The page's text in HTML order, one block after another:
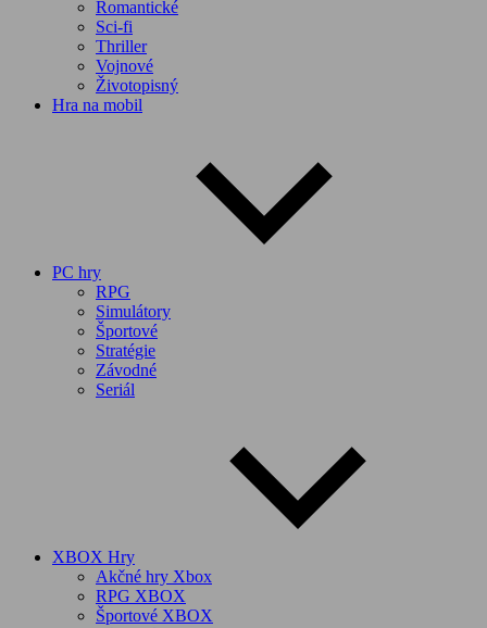
Romantické
Sci-fi
Thriller
Vojnové
Životopisný
Hra na mobil
PC hry
RPG
Simulátory
Športové
Stratégie
Závodné
Seriál
XBOX Hry
Akčné hry Xbox
RPG XBOX
Športové XBOX